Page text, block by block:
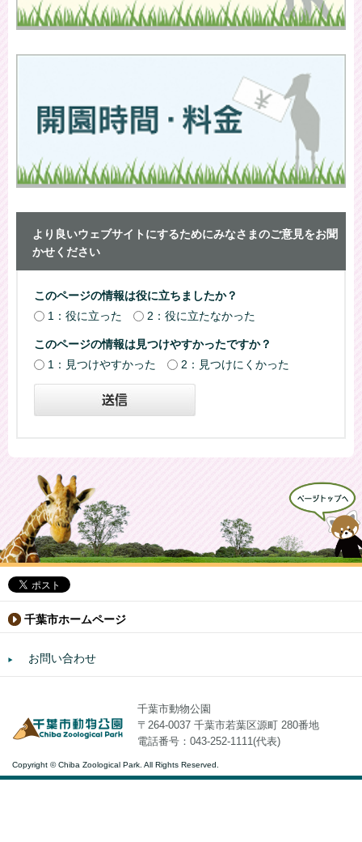
より良いウェブサイトにするためにみなさまのご意見をお聞
かせください
このページの情報は役に立ちましたか？
1：役に立った
2：役に立たなかった
このページの情報は見つけやすかったですか？
1：見つけやすかった
2：見つけにくかった
千葉市ホームページ
お問い合わせ
千葉市動物公園
〒264-0037 千葉市若葉区源町 280番地
電話番号：043-252-1111(代表)
Copyright © Chiba Zoological Park. All Rights Reserved.